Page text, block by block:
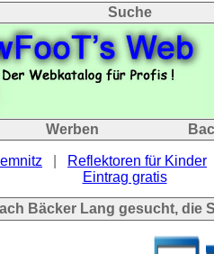
Suche
Werben
Reflektoren für Kinder
Eintrag gratis
Bäcker Lang gesucht, die